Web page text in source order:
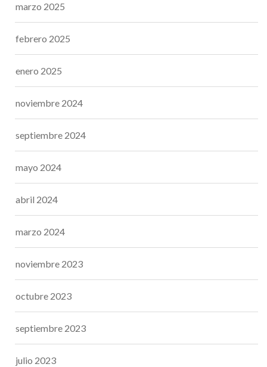
marzo 2025
febrero 2025
enero 2025
noviembre 2024
septiembre 2024
mayo 2024
abril 2024
marzo 2024
noviembre 2023
octubre 2023
septiembre 2023
julio 2023